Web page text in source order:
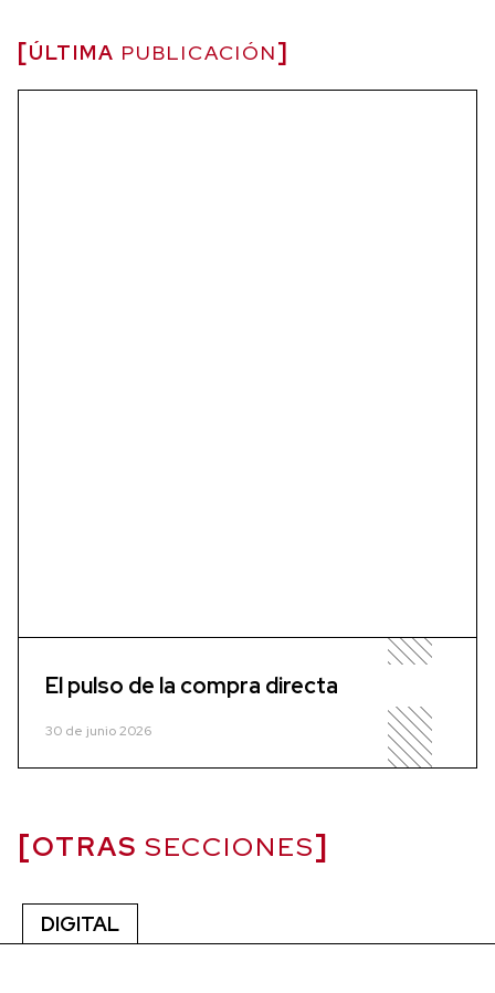
ÚLTIMA PUBLICACIÓN
El pulso de la compra directa
30 de junio 2026
OTRAS SECCIONES
DIGITAL